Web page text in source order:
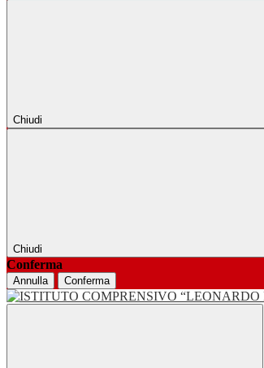
Chiudi
Chiudi
Conferma
Annulla Conferma